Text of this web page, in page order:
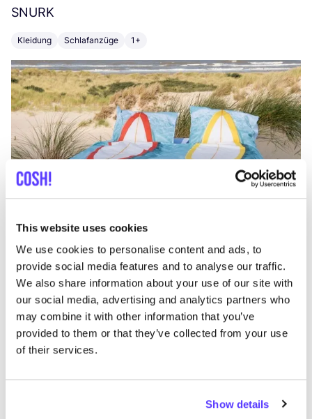
This website uses cookies
We use cookies to personalise content and ads, to
provide social media features and to analyse our traffic.
We also share information about your use of our site with
our social media, advertising and analytics partners who
may combine it with other information that you’ve
provided to them or that they’ve collected from your use
of their services.
Show details
SNURK
Kleidung Schlafanzüge 1+
PreviousNext